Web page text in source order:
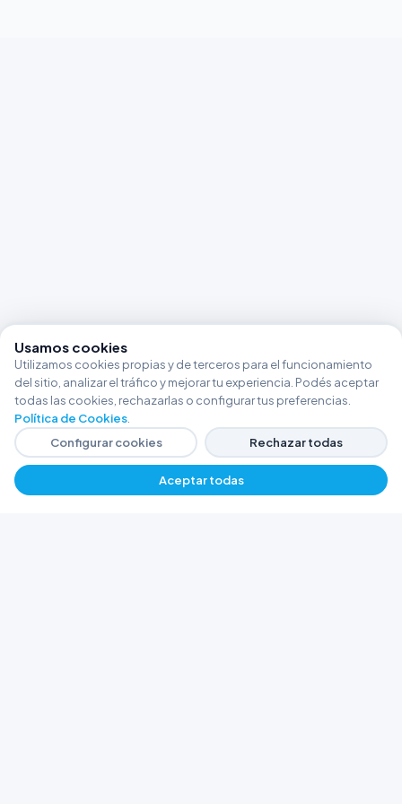
$ 528.281,34 + Agregar
Usamos cookies
Utilizamos cookies propias y de terceros para el funcionamiento
del sitio, analizar el tráfico y mejorar tu experiencia. Podés aceptar
todas las cookies, rechazarlas o configurar tus preferencias.
Política de Cookies
Configurar cookies
Rechazar todas
Aceptar todas